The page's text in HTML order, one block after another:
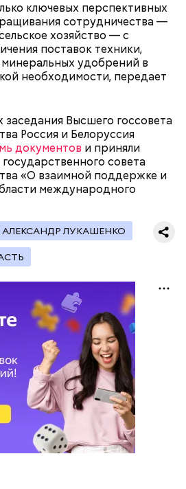
ключевых перспективных
сотрудничества —
хозяйство — с
поставок техники,
удобрений в
необходимости, передает
заседания Высшего госсовета
Россия и Белоруссия
документов и приняли
совета
«О взаимной поддержке и
международного
АЛЕКСАНДР ЛУКАШЕНКО
дел Литвы
выразил мнение, что
альянсу следует
напасть на
, чтобы
России мощь военного